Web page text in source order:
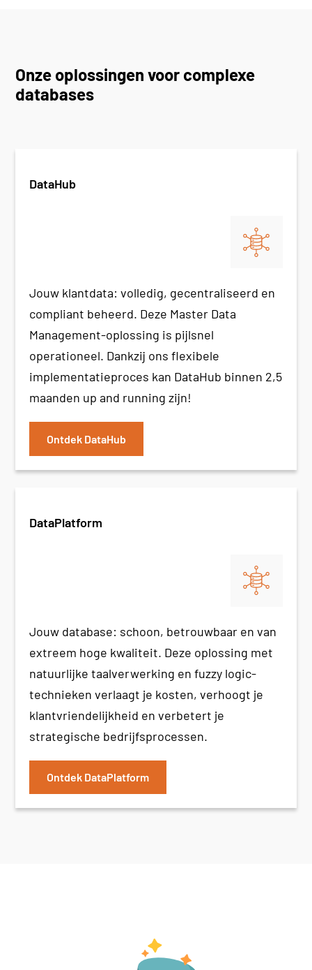
Onze oplossingen voor complexe
databases
DataHub
Jouw klantdata: volledig, gecentraliseerd en
compliant beheerd. Deze Master Data
Management-oplossing is pijlsnel
operationeel. Dankzij ons flexibele
implementatieproces kan DataHub binnen 2,5
maanden up and running zijn!
Ontdek DataHub
DataPlatform
Jouw database: schoon, betrouwbaar en van
extreem hoge kwaliteit. Deze oplossing met
natuurlijke taalverwerking en fuzzy logic-
technieken verlaagt je kosten, verhoogt je
klantvriendelijkheid en verbetert je
strategische bedrijfsprocessen.
Ontdek DataPlatform